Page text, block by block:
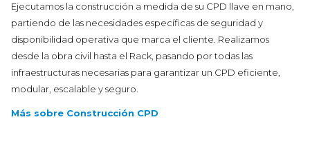
Ejecutamos la construcción a medida de su CPD llave en mano,
partiendo de las necesidades específicas de seguridad y
disponibilidad operativa que marca el cliente. Realizamos
desde la obra civil hasta el Rack, pasando por todas las
infraestructuras necesarias para garantizar un CPD eficiente,
modular, escalable y seguro.
Más sobre Construcción CPD